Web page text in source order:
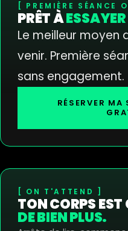
PREMIÈRE SÉANCE
PRÊT À
Le meilleur moyen
venir. Première
sans engagement.
RÉSERVER
ON T'ATTEND
TON CORPS EST
DE BIEN PLUS.